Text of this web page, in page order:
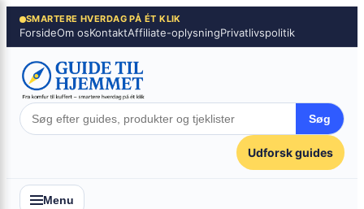
Spring
SMARTERE HVERDAG PÅ ÉT KLIK
ForsideOm osKontaktAffiliate-oplysningPrivatlivspolitik
Søg
Udforsk guides
Menu